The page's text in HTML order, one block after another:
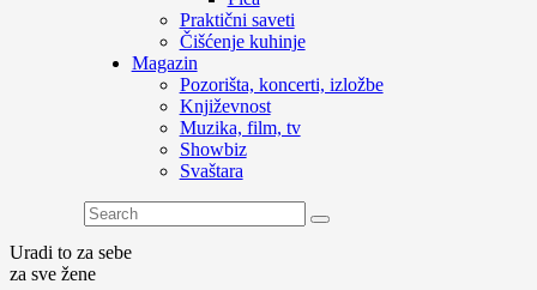
Praktični saveti
Čišćenje kuhinje
Magazin
Pozorišta, koncerti, izložbe
Književnost
Muzika, film, tv
Showbiz
Svaštara
Uradi to za sebe
za sve žene